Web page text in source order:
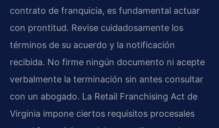
contrato de franquicia, es fundamental actuar
con prontitud. Revise cuidadosamente los
términos de su acuerdo y la notificación
recibida. No firme ningún documento ni acepte
verbalmente la terminación sin antes consultar
con un abogado. La Retail Franchising Act de
Virginia impone ciertos requisitos procesales